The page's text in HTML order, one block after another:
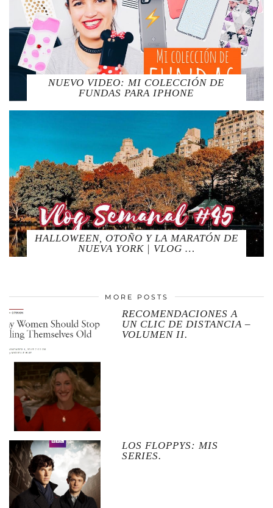
NUEVO VIDEO: MI COLECCIÓN DE
FUNDAS PARA IPHONE
HALLOWEEN, OTOÑO Y LA MARATÓN DE
NUEVA YORK | VLOG …
MORE POSTS
RECOMENDACIONES A
UN CLIC DE DISTANCIA –
VOLUMEN II.
LOS FLOPPYS: MIS
SERIES.